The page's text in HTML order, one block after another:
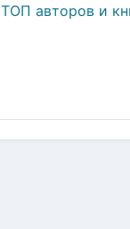
ТОП авторов и